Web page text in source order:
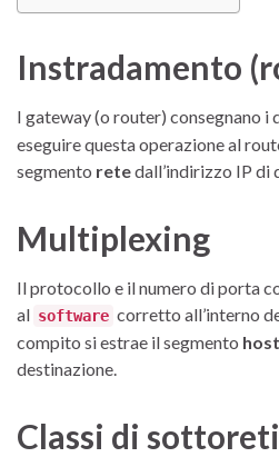
Instradamento
I gateway (o router) consegnano i
eseguire questa operazione al
segmento retedall’indirizzo IP di
Multiplexing
Il protocollo e il numero di porta
al software corretto all’interno
compito si estrae il segmento host
destinazione.
Classi di sottoreti